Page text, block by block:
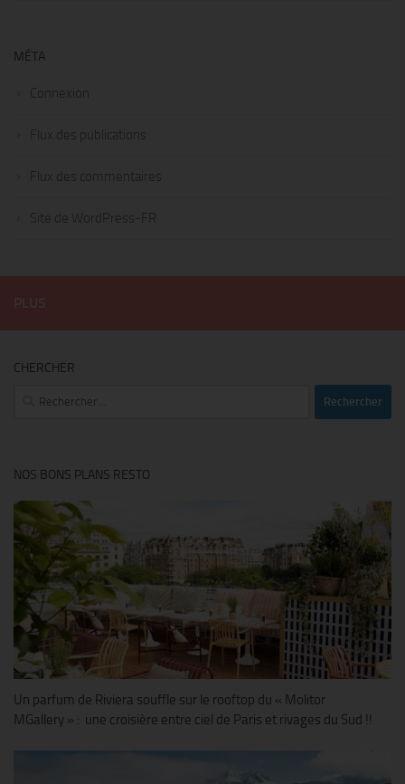
MÉTA
Connexion
Flux des publications
Flux des commentaires
Site de WordPress-FR
CHERCHER
Rechercher :
NOS BONS PLANS RESTO
Un parfum de Riviera souffle sur le rooftop du « Molitor
MGallery » : une croisière entre ciel de Paris et rivages du Sud !!